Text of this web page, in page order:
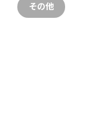
その他